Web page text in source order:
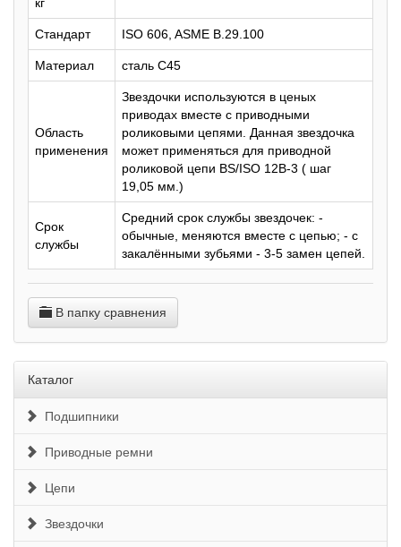
Стандарт ISO 606, ASME B.29.100
Материал сталь C45
Область
применения
Звездочки используются в ценых
приводах вместе с приводными
роликовыми цепями. Данная звездочка
может применяться для приводной
роликовой цепи BS/ISO 12B-3 ( шаг
19,05 мм.)
Срок
службы
Средний срок службы звездочек: -
обычные, меняются вместе с цепью; - с
закалёнными зубьями - 3-5 замен цепей.
В папку сравнения
Каталог
Подшипники
Приводные ремни
Цепи
Звездочки